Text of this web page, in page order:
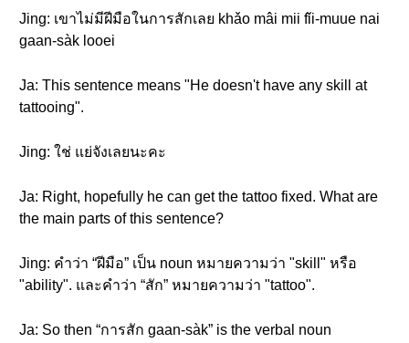
Jing: เขาไม่มีฝีมือในการสักเลย khǎo mâi mii fǐi-muue nai
gaan-sàk looei
Ja: This sentence means "He doesn't have any skill at
tattooing".
Jing: ใช่ แย่จังเลยนะคะ
Ja: Right, hopefully he can get the tattoo fixed. What are
the main parts of this sentence?
Jing: คำว่า “ฝีมือ” เป็น noun หมายความว่า "skill" หรือ
"ability". และคำว่า “สัก” หมายความว่า "tattoo".
Ja: So then “การสัก gaan-sàk” is the verbal noun